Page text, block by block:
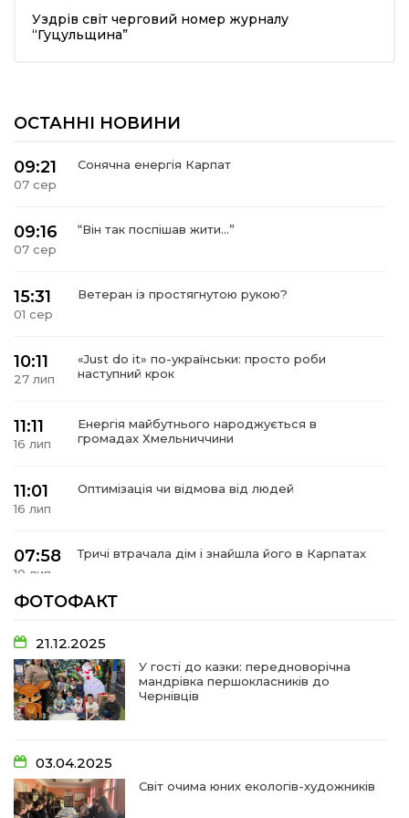
Героям!
вісті
умови придбання
Уздрів світ черговий номер журналу
“Гуцульщина”
ОСТАННІ НОВИНИ
09:21
07 сер
Сонячна енергія Карпат
09:16
07 сер
“Він так поспішав жити…”
15:31
01 сер
Ветеран із простягнутою рукою?
10:11
27 лип
«Just do it» по-українськи: просто роби
наступний крок
11:11
16 лип
Енергія майбутнього народжується в
громадах Хмельниччини
11:01
16 лип
Оптимізація чи відмова від людей
07:58
10 лип
Тричі втрачала дім і знайшла його в Карпатах
10 лип
13:30
06 лип
Від прикордонної застави до Донбасу:
14:18
01 лип
Творчі підсумки юних художників
ФОТОФАКТ
21.12.2025
У гості до казки: передноворічна
мандрівка першокласників до
Чернівців
03.04.2025
Світ очима юних екологів-художників